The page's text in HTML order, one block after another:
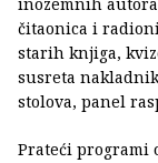
čitaonica i
starih knjiga,
susreta
stolova, panel
Prateći programi